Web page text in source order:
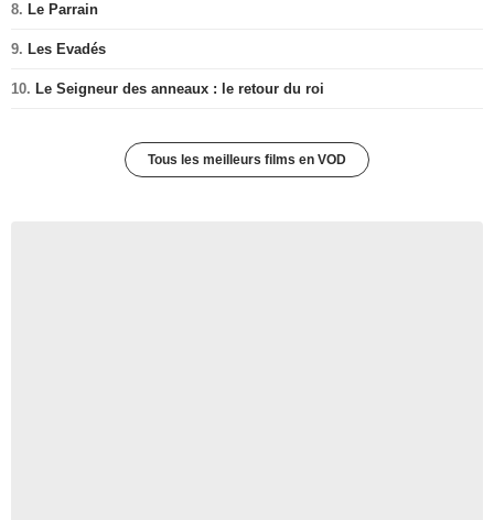
8. Le Parrain
9. Les Evadés
10. Le Seigneur des anneaux : le retour du roi
Tous les meilleurs films en VOD